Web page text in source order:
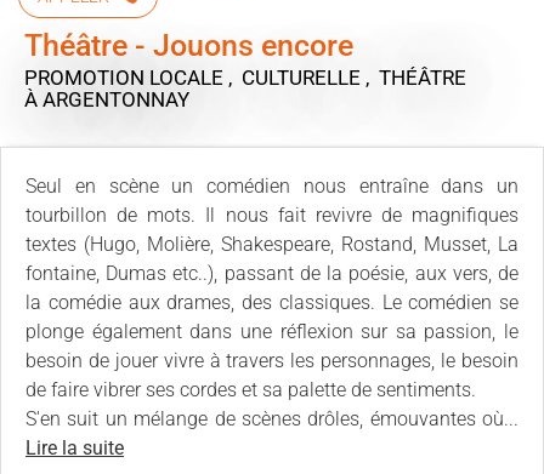
Théâtre - Jouons encore
PROMOTION LOCALE , CULTURELLE , THÉÂTRE
À ARGENTONNAY
Seul en scène un comédien nous entraîne dans un
tourbillon de mots. Il nous fait revivre de magnifiques
textes (Hugo, Molière, Shakespeare, Rostand, Musset, La
fontaine, Dumas etc..), passant de la poésie, aux vers, de
la comédie aux drames, des classiques. Le comédien se
plonge également dans une réflexion sur sa passion, le
besoin de jouer vivre à travers les personnages, le besoin
de faire vibrer ses cordes et sa palette de sentiments.
S'en suit un mélange de scènes drôles, émouvantes où...
Lire la suite